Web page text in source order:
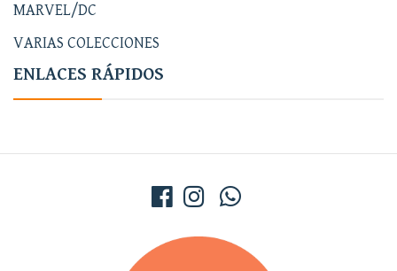
MARVEL/DC
VARIAS COLECCIONES
ENLACES RÁPIDOS